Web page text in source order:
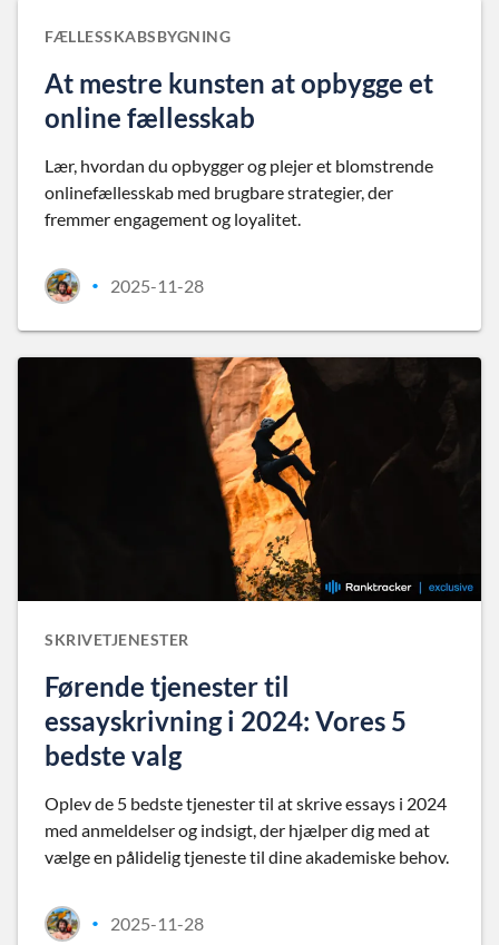
FÆLLESSKABSBYGNING
At mestre kunsten at opbygge et
online fællesskab
Lær, hvordan du opbygger og plejer et blomstrende
onlinefællesskab med brugbare strategier, der
fremmer engagement og loyalitet.
• 2025-11-28
SKRIVETJENESTER
Førende tjenester til
essayskrivning i 2024: Vores 5
bedste valg
Oplev de 5 bedste tjenester til at skrive essays i 2024
med anmeldelser og indsigt, der hjælper dig med at
vælge en pålidelig tjeneste til dine akademiske behov.
• 2025-11-28